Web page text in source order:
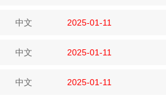
中文 2025-01-11
中文 2025-01-11
中文 2025-01-11